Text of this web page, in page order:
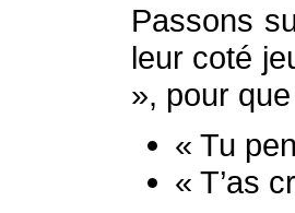
Passons
leur coté
», pour
« Tu
« T’as